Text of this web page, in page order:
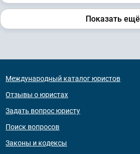
Показать ещё
Международный каталог юристов
Отзывы о юристах
Задать вопрос юристу
Поиск вопросов
Законы и кодексы